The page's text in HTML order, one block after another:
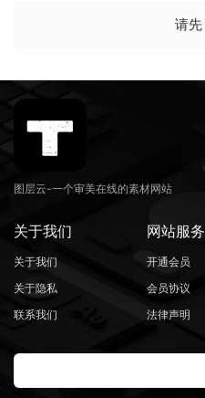
请先
图层云-一个审美在线的素材网站
关于我们
关于我们
关于隐私
联系我们
网站服务
开通会员
会员协议
法律声明